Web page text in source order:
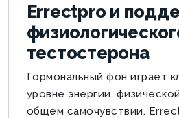
Errectpro и
тестостерона
Гормональный фон играет
уровне энергии,
общем самочувствии.